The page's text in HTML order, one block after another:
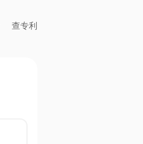
查专利